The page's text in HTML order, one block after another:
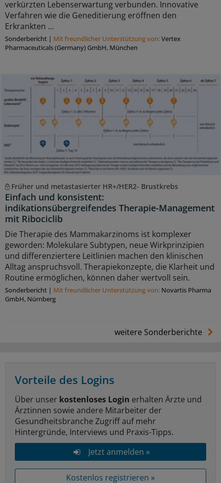
verkürzten Lebenserwartung verbunden. Innovative
Verfahren wie die Geneditierung eröffnen den
Erkrankten ...
Sonderbericht | Mit freundlicher Unterstützung von:Vertex
Pharmaceuticals (Germany) GmbH, München
Früher und metastasierter HR+/HER2- Brustkrebs
Einfach und konsistent:
indikationsübergreifendes Therapie-Management
mit Ribociclib
Die Therapie des Mammakarzinoms ist komplexer
geworden: Molekulare Subtypen, neue Wirkprinzipien
und differenziertere Leitlinien machen den klinischen
Alltag anspruchsvoll. Therapiekonzepte, die Klarheit und
Routine ermöglichen, können daher wertvoll sein.
Sonderbericht | Mit freundlicher Unterstützung von: Novartis Pharma
GmbH, Nürnberg
weitere Sonderberichte
Vorteile des Logins
Über unser kostenloses Login erhalten Ärzte und
Ärztinnen sowie andere Mitarbeiter der
Gesundheitsbranche Zugriff auf mehr
Hintergründe, Interviews und Praxis-Tipps.
Jetzt anmelden »
Kostenlos registrieren »